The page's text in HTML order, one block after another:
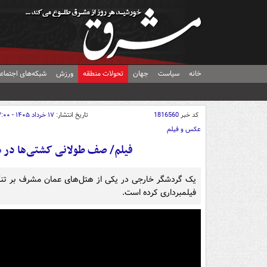
خانه سیاست جهان تحولات منطقه ورزش شبکه‌های
کد خبر1816560 تاریخ انتشار: ۱۷ خرداد ۱۴۰۵ - ۱۳:۰۰
عکس و فیلم
فیلم/ صف طولانی کشتی‌ها در
یک گردشگر خارجی در یکی از هتل‌های عمان مشرف بر
فیلمبرداری کرده است.